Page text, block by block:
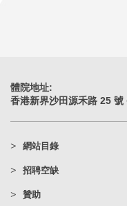
體院地址:
香港新界沙田源禾路 25 號
網站目錄
招聘空缺
贊助